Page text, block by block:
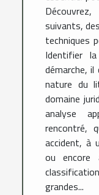
suivants,
techniques
Identifier
démarche,
nature du
domaine
analyse
rencontré,
accident, à
ou encore
grandes...